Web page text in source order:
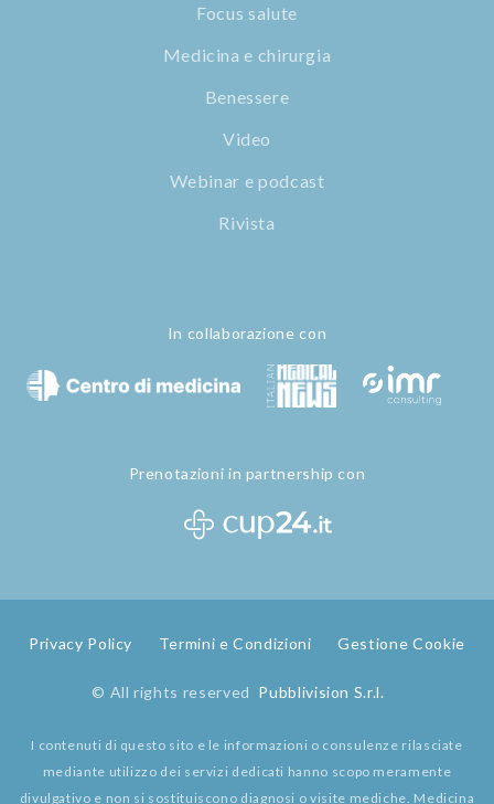
Focus salute
Medicina e chirurgia
Benessere
Video
Webinar e podcast
Rivista
In collaborazione con
Prenotazioni in partnership con
Privacy Policy Termini e Condizioni Gestione Cookie
© All rights reserved Pubblivision S.r.l.
I contenuti di questo sito e le informazioni o consulenze rilasciate
mediante utilizzo dei servizi dedicati hanno scopo meramente
divulgativo e non si sostituiscono diagnosi o visite mediche. Medicina